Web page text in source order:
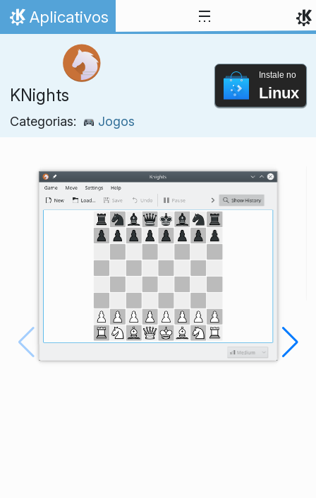
Ir para o conteúdo
Início
Aplicativos
KNights
Categorias: Jogos
Instale no
Linux